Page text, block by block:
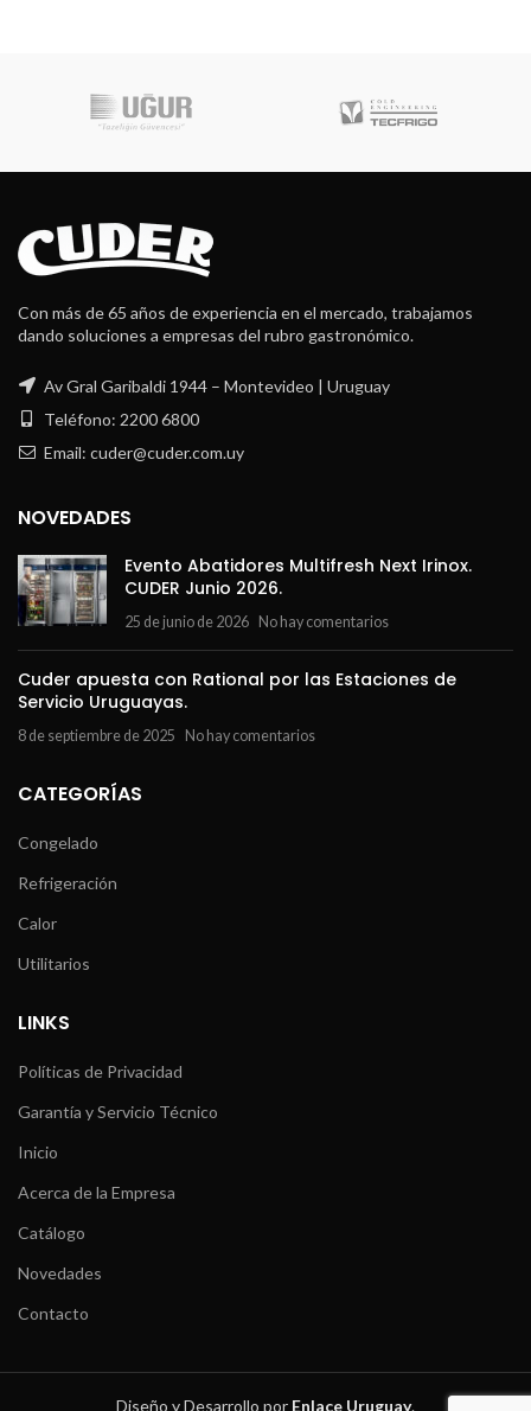
Con más de 65 años de experiencia en el mercado, trabajamos
dando soluciones a empresas del rubro gastronómico.
Av Gral Garibaldi 1944 – Montevideo | Uruguay
Teléfono: 2200 6800
Email: cuder@cuder.com.uy
NOVEDADES
Evento Abatidores Multifresh Next Irinox.
CUDER Junio 2026.
25 de junio de 2026 No hay comentarios
Cuder apuesta con Rational por las Estaciones de
Servicio Uruguayas.
8 de septiembre de 2025 No hay comentarios
CATEGORÍAS
Congelado
Refrigeración
Calor
Utilitarios
LINKS
Políticas de Privacidad
Garantía y Servicio Técnico
Inicio
Acerca de la Empresa
Catálogo
Novedades
Contacto
Diseño y Desarrollo por Enlace Uruguay.